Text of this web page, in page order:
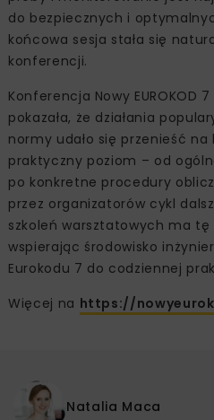
do bezpiecznych i
końcowa sesja stała się
konferencji.
Konferencja Nowy EUROKOD
pokazała, że działania
normy udało się przenieść na
praktyczny poziom – od
po konkretne procedury
przez organizatorów cykl
szkoleń warsztatowych ma
wspierając środowisko
Eurokodu 7 do codziennej
Więcej na https://
Natalia Maca